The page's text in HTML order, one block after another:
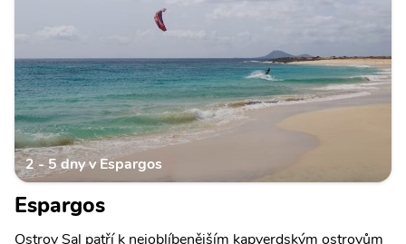
2 - 5 dny v Espargos
Espargos
Ostrov Sal patří k nejoblíbenějším kapverdským ostrovům